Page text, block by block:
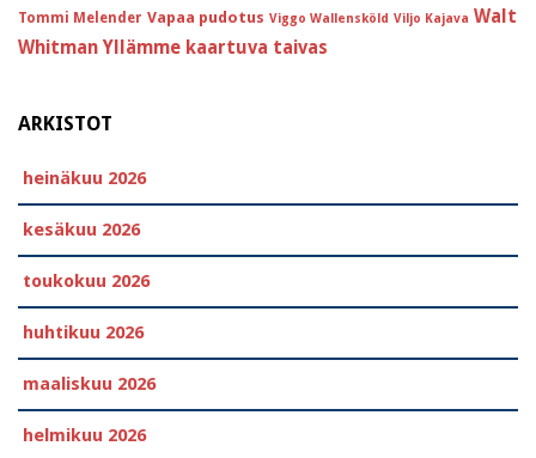
Tommi Melender Vapaa pudotus Viggo Wallensköld Viljo Kajava Walt
Whitman Yllämme kaartuva taivas
ARKISTOT
heinäkuu 2026
kesäkuu 2026
toukokuu 2026
huhtikuu 2026
maaliskuu 2026
helmikuu 2026